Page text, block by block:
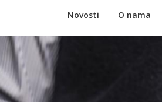
Novosti O nama